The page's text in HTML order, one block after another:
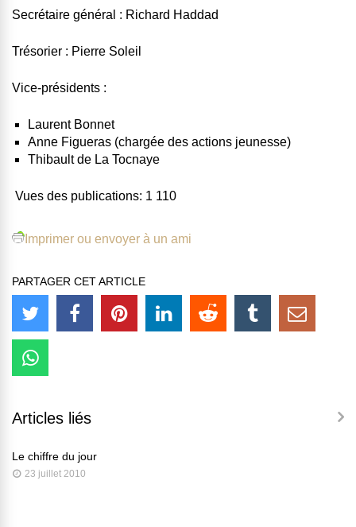
Secrétaire général : Richard Haddad
Trésorier : Pierre Soleil
Vice-présidents :
Laurent Bonnet
Anne Figueras (chargée des actions jeunesse)
Thibault de La Tocnaye
Vues des publications: 1 110
Imprimer ou envoyer à un ami
PARTAGER CET ARTICLE
Articles liés
Le chiffre du jour
23 juillet 2010